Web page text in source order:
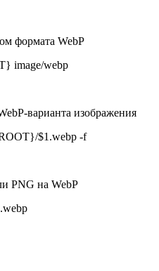
формата WebP
image/webp
варианта изображения
$1.webp -f
PNG на WebP